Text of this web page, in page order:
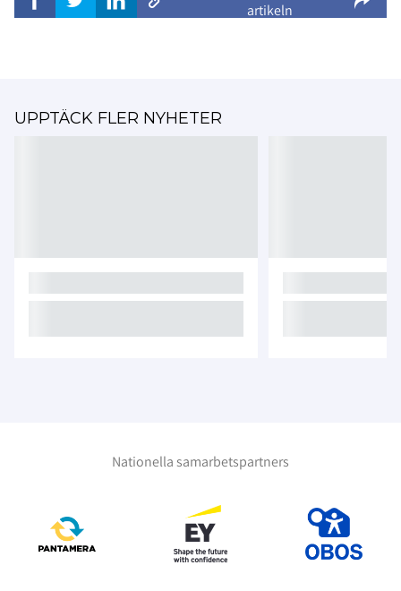
artikeln
UPPTÄCK FLER NYHETER
Nationella samarbetspartners